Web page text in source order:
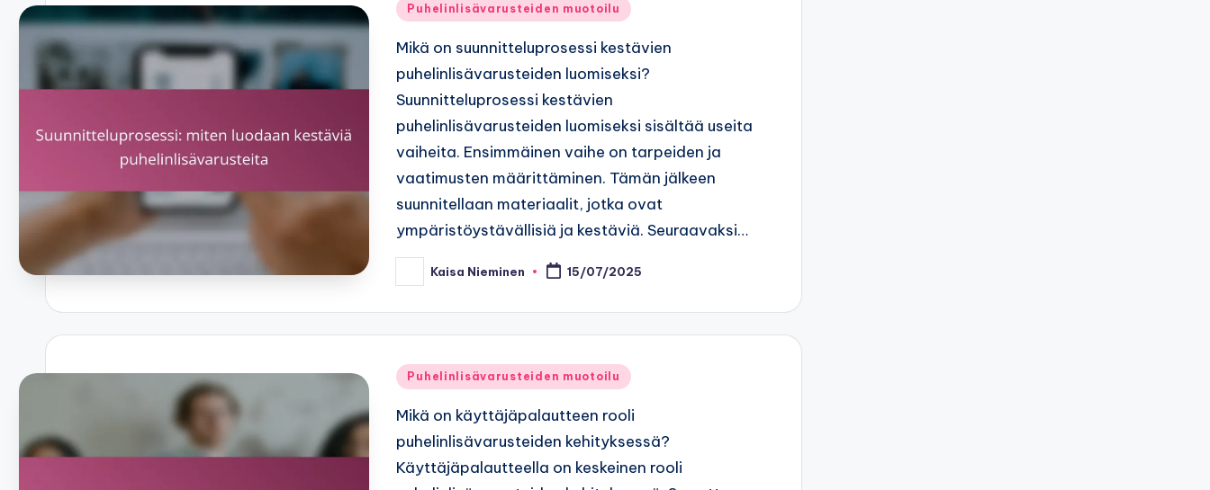
Posted
Puhelinlisävarusteiden muotoilu
Mikä on suunnitteluprosessi kestävien
puhelinlisävarusteiden luomiseksi?
Suunnitteluprosessi kestävien
puhelinlisävarusteiden luomiseksi sisältää useita
vaiheita. Ensimmäinen vaihe on tarpeiden ja
vaatimusten määrittäminen. Tämän jälkeen
suunnitellaan materiaalit, jotka ovat
ympäristöystävällisiä ja kestäviä. Seuraavaksi…
Posted
by
Kaisa Nieminen 15/07/2025
Posted
Puhelinlisävarusteiden muotoilu
Mikä on käyttäjäpalautteen rooli
puhelinlisävarusteiden kehityksessä?
Käyttäjäpalautteella on keskeinen rooli